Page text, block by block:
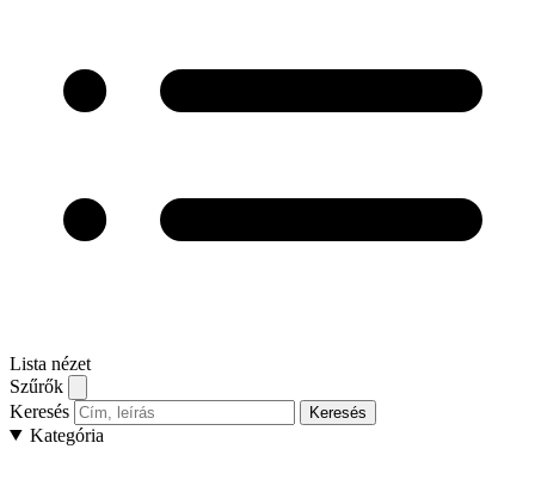
Lista nézet
Szűrők
Keresés
Keresés
Kategória